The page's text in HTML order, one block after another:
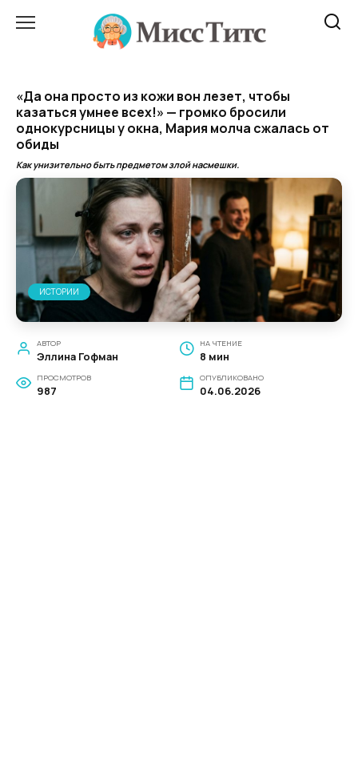
«Да она просто из кожи вон лезет, чтобы
казаться умнее всех!» — громко бросили
однокурсницы у окна, Мария молча сжалась от
обиды
Как унизительно быть предметом злой насмешки.
ИСТОРИИ
АВТОР
Эллина Гофман
НА ЧТЕНИЕ
8 мин
ПРОСМОТРОВ
987
ОПУБЛИКОВАНО
04.06.2026